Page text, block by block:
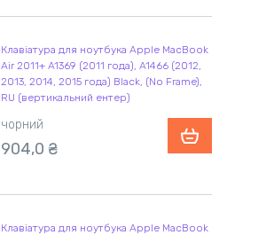
Клавіатура для ноутбука Apple MacBook
Air 2011+ A1369 (2011 года), A1466 (2012,
2013, 2014, 2015 года) Black, (No Frame),
RU (вертикальний ентер)
чорний
904,0 ₴
Клавіатура для ноутбука Apple MacBook